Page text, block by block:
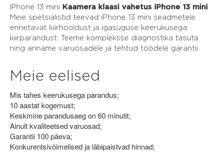
iPhone 13 mini
Kaamera klaasi vahetus iPhone 13 mini
Meie spetsialistid teevad iPhone 13 mini seadmetele
ennetavat kiirhooldust ja igasuguse keerukusega
kiirparandust. Teeme kompleksse diagnostika tasuta
ning anname varuosadele ja tehtud töödele garantii.
Meie eelised
Mis tahes keerukusega parandus;
10 aastat kogemust;
Keskmine parandusaeg on 60 minutit;
Ainult kvaliteetsed varuosad;
Garantii 100 päeva;
Konkurentsivõimelised ja läbipaistvad hinnad;